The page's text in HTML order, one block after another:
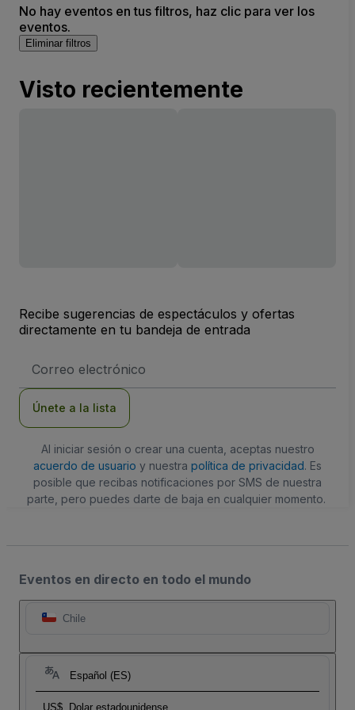
No hay eventos en tus filtros, haz clic para ver los
eventos.
Eliminar filtros
Visto recientemente
Recibe sugerencias de espectáculos y ofertas
directamente en tu bandeja de entrada
de
Únete a la lista
Al iniciar sesión o crear una cuenta, aceptas nuestro
acuerdo de usuario y nuestra política de privacidad. Es
posible que recibas notificaciones por SMS de nuestra
parte, pero puedes darte de baja en cualquier momento.
Eventos en directo en todo el mundo
Chile
Español (ES)
US$ Dolar estadounidense